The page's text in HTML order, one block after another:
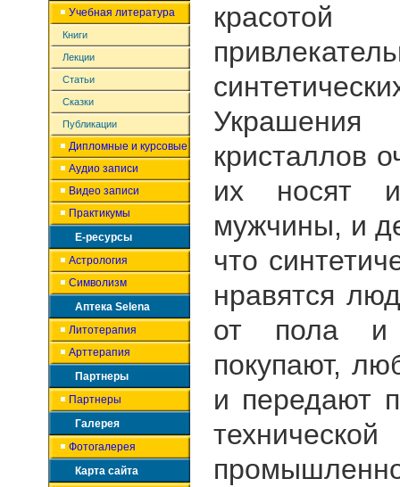
Учебная литература
Книги
Лекции
Статьи
Сказки
Публикации
Дипломные и курсовые
Аудио записи
Видео записи
Практикумы
Е-ресурсы
Астрология
Символизм
Аптека Selena
Литотерапия
Арттерапия
Партнеры
Партнеры
Галерея
Фотогалерея
Карта сайта
кристаллов
их носят
мужчины, и
что
нравятся
от пола и
покупают,
и передают
технической